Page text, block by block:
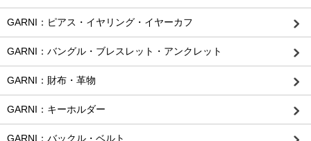
GARNI：ピアス・イヤリング・イヤーカフ
GARNI：バングル・ブレスレット・アンクレット
GARNI：財布・革物
GARNI：キーホルダー
GARNI：バックル・ベルト